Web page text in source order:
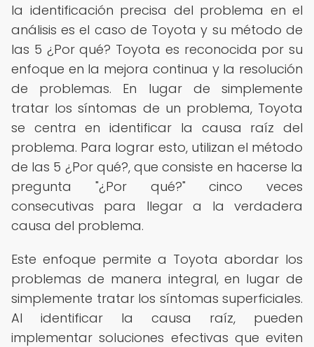
la identificación precisa del problema en el
análisis es el caso de Toyota y su método de
las 5 ¿Por qué? Toyota es reconocida por su
enfoque en la mejora continua y la resolución
de problemas. En lugar de simplemente
tratar los síntomas de un problema, Toyota
se centra en identificar la causa raíz del
problema. Para lograr esto, utilizan el método
de las 5 ¿Por qué?, que consiste en hacerse la
pregunta "¿Por qué?" cinco veces
consecutivas para llegar a la verdadera
causa del problema.
Este enfoque permite a Toyota abordar los
problemas de manera integral, en lugar de
simplemente tratar los síntomas superficiales.
Al identificar la causa raíz, pueden
implementar soluciones efectivas que eviten